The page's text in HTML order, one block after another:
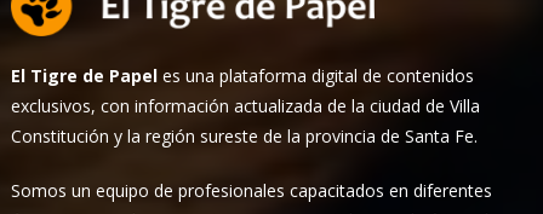
El Tigre de Papel es una plataforma digital de contenidos
exclusivos, con información actualizada de la ciudad de Villa
Constitución y la región sureste de la provincia de Santa Fe.
Somos un equipo de profesionales capacitados en diferentes